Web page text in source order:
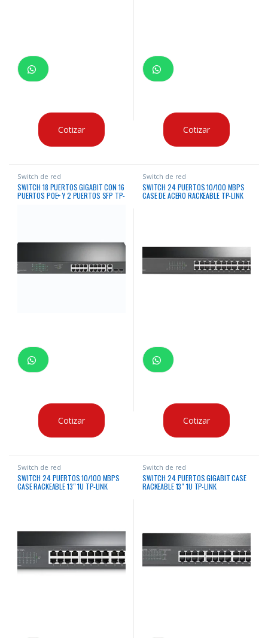
Cotizar Cotizar
Switch de red
SWITCH 18 PUERTOS GIGABIT CON 16
PUERTOS POE+ Y 2 PUERTOS SFP TP-
Cotizar
Switch de red
SWITCH 24 PUERTOS 10/100 MBPS
CASE DE ACERO RACKEABLE TP-LINK
Cotizar
Switch de red
SWITCH 24 PUERTOS 10/100 MBPS
CASE RACKEABLE 13″ 1U TP-LINK
Switch de red
SWITCH 24 PUERTOS GIGABIT CASE
RACKEABLE 13″ 1U TP-LINK